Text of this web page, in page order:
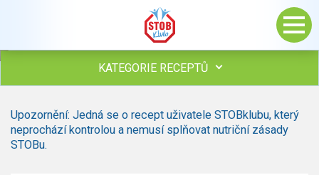
KATEGORIE RECEPTŮ
Polévky
Studená kuchyně
Upozornění: Jedná se o recept uživatele STOBklubu, který
neprochází kontrolou a nemusí splňovat nutriční zásady
STOBu.